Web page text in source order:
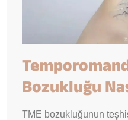
Bozukluğu
TME bozukluğunun